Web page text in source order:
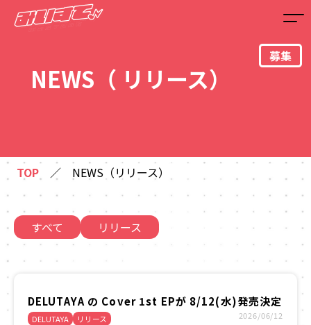
NEWS（ リリース）
TOP ／ NEWS（リリース）
すべて リリース
DELUTAYA の Cover 1st EPが 8/12(水)発売決定
DELUTAYA リリース 2026/06/12
募集